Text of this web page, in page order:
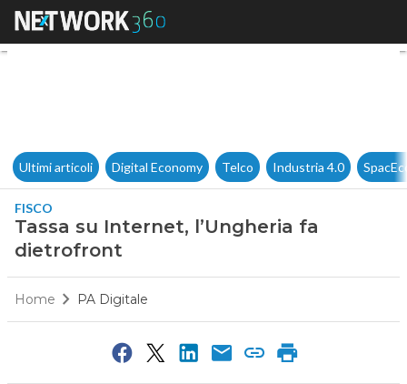
Tassa su Internet, l’Ungheria
Ultimi articoli Digital Economy Telco Industria 4.0
FISCO
Tassa su Internet, l’Ungheria fa
dietrofront
Home PA Digitale